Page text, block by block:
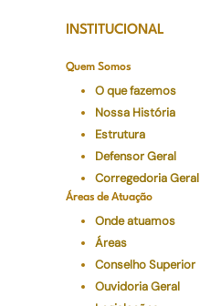
INSTITUCIONAL
Quem Somos
O que fazemos
Nossa História
Estrutura
Defensor Geral
Corregedoria Geral
Áreas de Atuação
Onde atuamos
Áreas
Conselho Superior
Ouvidoria Geral